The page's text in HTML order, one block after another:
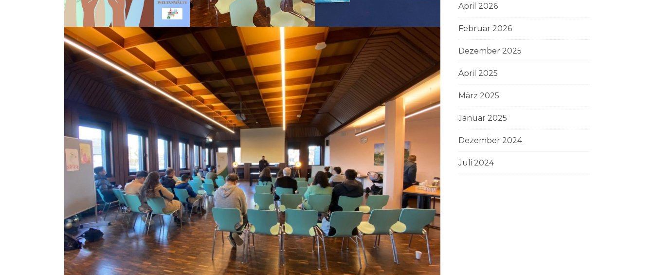
April 2026
Februar 2026
Dezember 2025
April 2025
März 2025
Januar 2025
Dezember 2024
Juli 2024